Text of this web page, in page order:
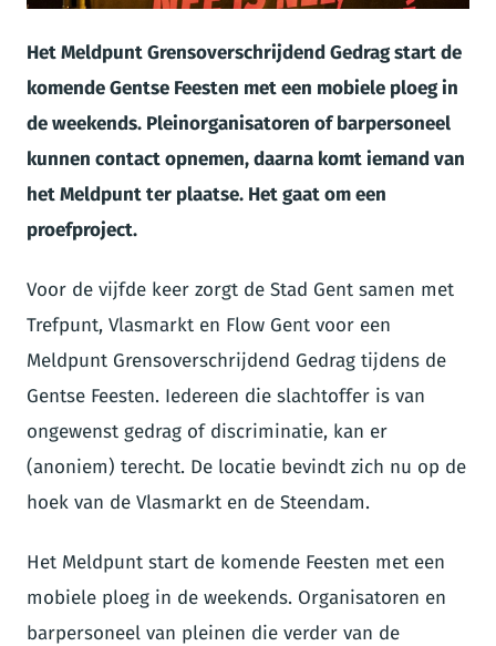
Het Meldpunt Grensoverschrijdend Gedrag start de
komende Gentse Feesten met een mobiele ploeg in
de weekends. Pleinorganisatoren of barpersoneel
kunnen contact opnemen, daarna komt iemand van
het Meldpunt ter plaatse. Het gaat om een
proefproject.
Voor de vijfde keer zorgt de Stad Gent samen met
Trefpunt, Vlasmarkt en Flow Gent voor een
Meldpunt Grensoverschrijdend Gedrag tijdens de
Gentse Feesten. Iedereen die slachtoffer is van
ongewenst gedrag of discriminatie, kan er
(anoniem) terecht. De locatie bevindt zich nu op de
hoek van de Vlasmarkt en de Steendam.
Het Meldpunt start de komende Feesten met een
mobiele ploeg in de weekends. Organisatoren en
barpersoneel van pleinen die verder van de